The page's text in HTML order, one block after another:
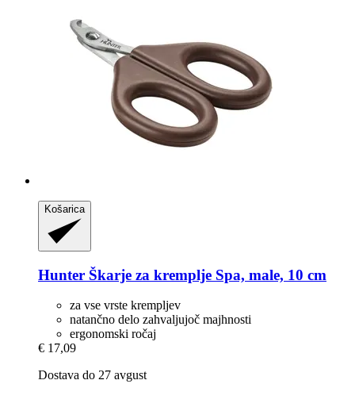
Košarica
Hunter Škarje za kremplje Spa, male, 10 cm
za vse vrste krempljev
natančno delo zahvaljujoč majhnosti
ergonomski ročaj
€ 17,09
Dostava do 27 avgust